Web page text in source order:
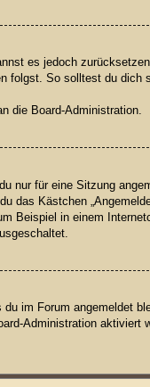
es jedoch
folgst. So solltest du dich
die Board-Administration.
nur für eine Sitzung
das Kästchen
Beispiel in einem
im Forum angemeldet
Administration aktiviert